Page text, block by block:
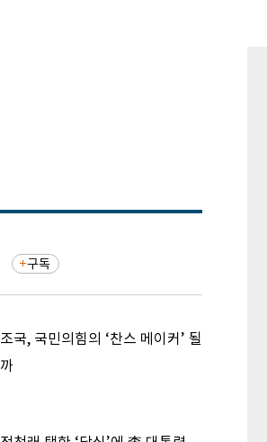
구독
조국, 국민의힘의 ‘찬스 메이커’ 될
까